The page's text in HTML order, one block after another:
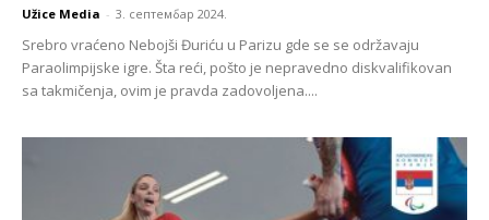
Užice Media - 3. септембар 2024.
Srebro vraćeno Nebojši Đuriću u Parizu gde se se održavaju
Paraolimpijske igre. Šta reći, pošto je nepravedno diskvalifikovan
sa takmičenja, ovim je pravda zadovoljena....